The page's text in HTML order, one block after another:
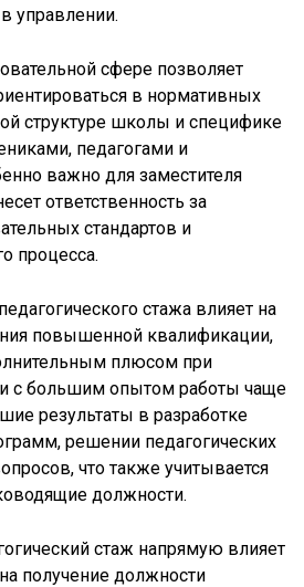
управлении.
сфере позволяет
в нормативных
структуре школы и специфике
педагогами и
важно для заместителя
ответственность за
стандартов и
процесса.
стажа влияет на
повышенной квалификации,
плюсом при
с большим опытом работы чаще
результаты в разработке
решении педагогических
что также учитывается
должности.
стаж напрямую влияет
получение должности